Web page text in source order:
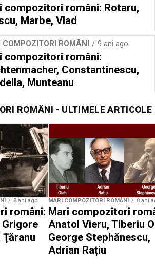
compozitori români: Rotaru,
Marbe, Vlad
COMPOZITORI ROMÂNI 9 ani ago
compozitori români:
Constantinescu,
Munteanu
ROMÂNI - ULTIMELE ARTICOLE
8 ani ago
români:
Grigore
MARI COMPOZITORI ROMÂNI 8 ani
Mari compozitori
Anatol Vieru, Tiberiu
George Stephănescu,
Adrian Rațiu